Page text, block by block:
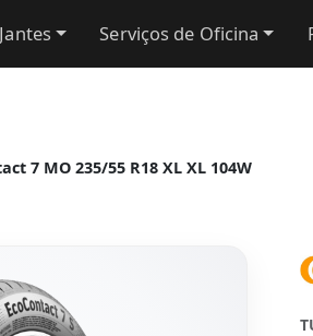
Jantes Serviços de Oficina
7 MO 235/55 R18 XL XL 104W